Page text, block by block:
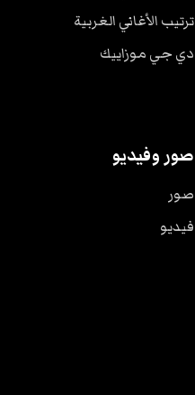
ترتيب الأغاني الغربية
دي جي موزاييك
صور وفيديو
صور
فيديو